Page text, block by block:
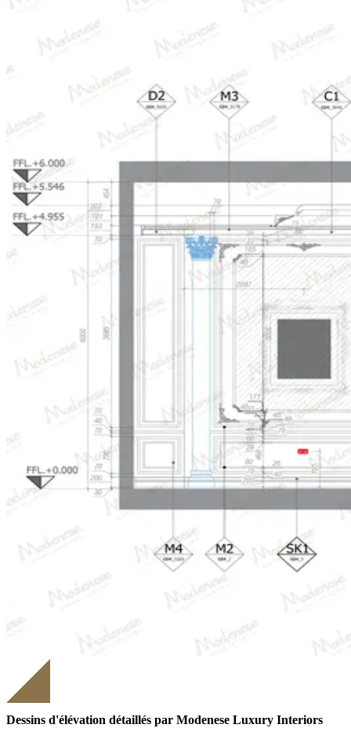
Dessins d'élévation détaillés par Modenese Luxury Interiors